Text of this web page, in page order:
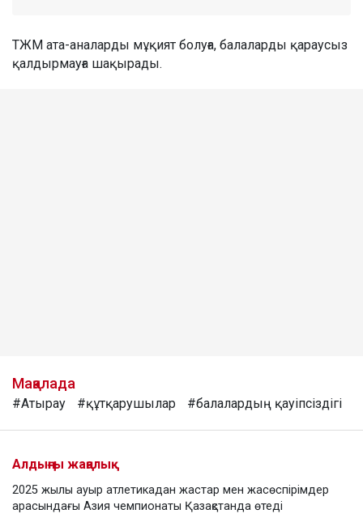
ТЖМ ата-аналарды мұқият болуға, балаларды қараусыз
қалдырмауға шақырады.
Мақалада
#Атырау #құтқарушылар #балалардың қауіпсіздігі
Алдыңғы жаңалық
2025 жылы ауыр атлетикадан жастар мен жасөспірімдер
арасындағы Азия чемпионаты Қазақстанда өтеді